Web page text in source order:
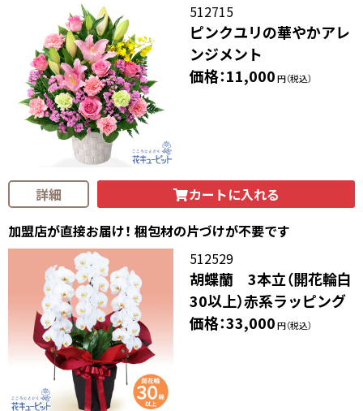
512715
ピンクユリの華やかアレ
ンジメント
価格：11,000円（税込）
詳細
カートに入れる
加盟店が直接お届け！ 梱包材の片づけが不要です
512529
胡蝶蘭 3本立（開花輪白
30以上）赤系ラッピング
価格：33,000円（税込）